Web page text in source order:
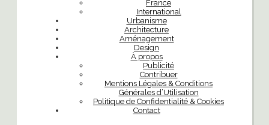
France
International
Urbanisme
Architecture
Aménagement
Design
À propos
Publicité
Contribuer
Mentions Légales & Conditions
Générales d’Utilisation
Politique de Confidentialité & Cookies
Contact